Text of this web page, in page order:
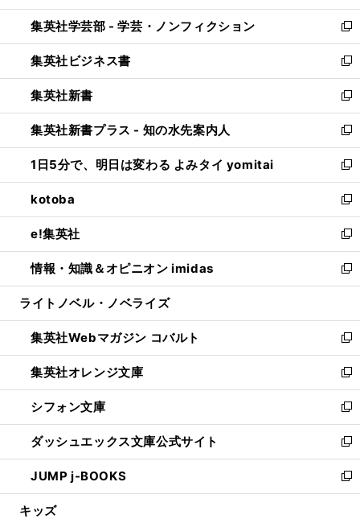
開
く
ウ
で
開
く
ン
ド
ウ
で
開
く
ウ
ィ
ン
ド
ウ
で
開
く
集英社学芸部 - 学芸・ノンフィクション
新
し
い
ウ
ィ
ン
ド
ウ
で
開
く
集英社ビジネス書
新
し
い
ウ
ィ
ン
ド
ウ
で
開
く
集英社新書
新
し
い
ウ
ィ
ン
ド
ウ
で
開
く
集英社新書プラス - 知の水先案内人
新
し
い
ウ
ィ
ン
ド
ウ
で
開
1日5分で、明日は変わる よみタイ yomitai
新
し
い
ウ
ィ
ン
ド
ウ
開
く
kotoba
新
し
い
ウ
ィ
ン
ウ
で
開
く
e!集英社
新
し
い
ウ
ン
ド
ウ
で
開
く
情報・知識＆オピニオン imidas
新
し
ウ
ィ
ン
ド
ウ
で
開
く
ライトノベル・ノベライズ
集英社Webマガジン コバルト
新
し
い
ウ
ィ
ン
ド
ウ
で
開
集英社オレンジ文庫
新
し
い
ウ
ィ
ン
ド
ウ
シフォン文庫
新
し
い
ウ
ィ
ン
ダッシュエックス文庫公式サイト
新
し
い
ウ
JUMP j-BOOKS
新
し
キッズ